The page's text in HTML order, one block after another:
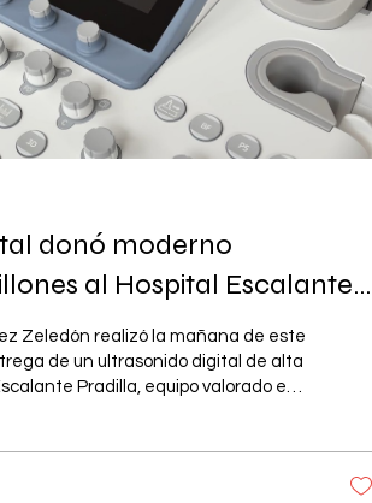
donó moderno
al Hospital Escalante
Zeledón realizó la mañana de este
de un ultrasonido digital de alta
Pradilla, equipo valorado en